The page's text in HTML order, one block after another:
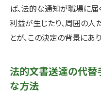
ば、法的な通知が職場に届
利益が生じたり、周囲の人
とが、この決定の背景にあり
法的文書送達の代替
な方法